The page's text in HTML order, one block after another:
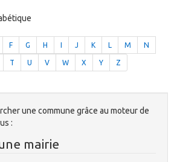
F G H J K L M N
T U V W X Y Z
une commune grâce au moteur de
:
mairie